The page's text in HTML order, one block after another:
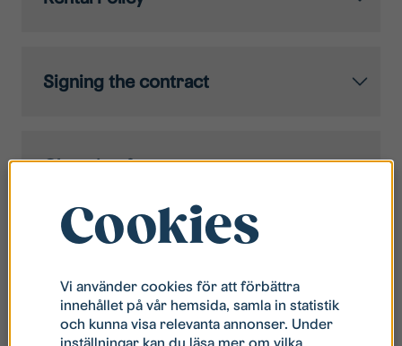
Signing the contract
Changing fuses
Blocked drain
Appliances in the kitchen
Cookies
Vi använder cookies för att förbättra
innehållet på vår hemsida, samla in statistik
och kunna visa relevanta annonser. Under